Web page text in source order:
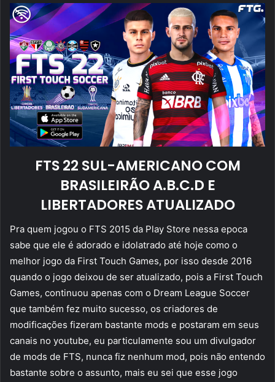
FTS 22 SUL-AMERICANO COM
BRASILEIRÃO A.B.C.D E
LIBERTADORES ATUALIZADO
Pra quem jogou o FTS 2015 da Play Store nessa epoca
sabe que ele é adorado e idolatrado até hoje como o
melhor jogo da First Touch Games, por isso desde 2016
quando o jogo deixou de ser atualizado, pois a First Touch
Games, continuou apenas com o Dream League Soccer
que também fez muito sucesso, os criadores de
modificações fizeram bastante mods e postaram em seus
canais no youtube, eu particulamente sou um divulgador
de mods de FTS, nunca fiz nenhum mod, pois não entendo
bastante sobre o assunto, mais eu sei que esse jogo